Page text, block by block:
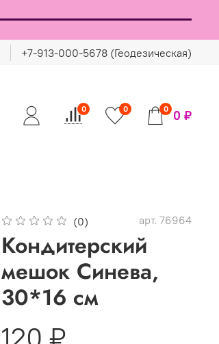
+7-913-000-5678 (Геодезическая)
0 0 0 0 ₽
(0) арт. 76964
Кондитерский
мешок Синева,
30*16 см